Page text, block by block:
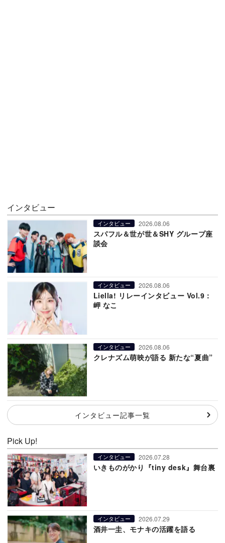
インタビュー
インタビュー 2026.08.06
スパフル＆世が世＆SHY グループ座
談会
インタビュー 2026.08.06
Liella! リレーインタビュー Vol.9：
岬 なこ
インタビュー 2026.08.06
クレナズム萌映が語る 新たな“夏曲”
インタビュー記事一覧
Pick Up!
インタビュー 2026.07.28
いきものがかり『tiny desk』舞台裏
インタビュー 2026.07.29
酒井一圭、モナキの活躍を語る